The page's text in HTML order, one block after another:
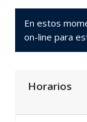
En estos
on-line para
Horarios